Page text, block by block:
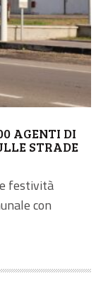
AGENTI DI
STRADE
festività
con